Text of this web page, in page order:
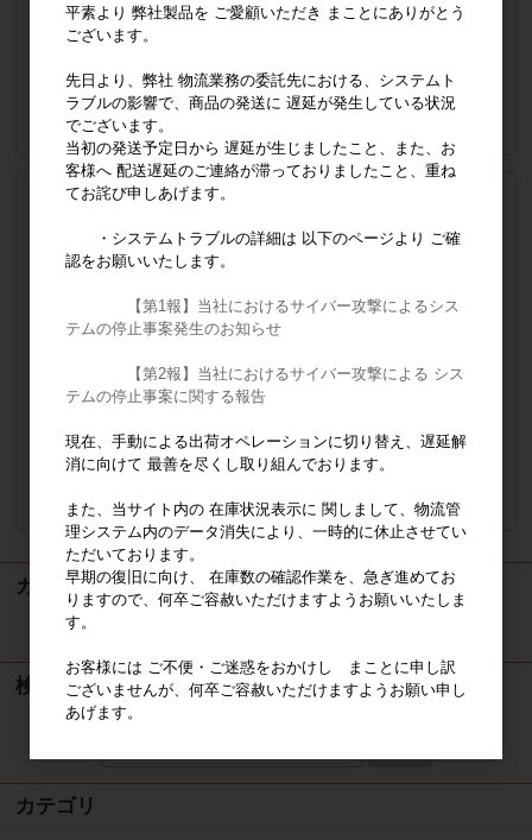
販売価格
注文数
ご注文には
ホリコ 研磨調整ストリップス 最終研磨用 カーボラン
JANコード
[GS-1] 04560195462206
MOKUDAコード 09911
クラスⅠ(一般医療機器)
在庫あり
（単価 × 入数）
ログイン
してください
カート
検索
カテゴリ
平素より 弊社製品を ご愛顧いただき まことにありがとう
ございます。
先日より、弊社 物流業務の委託先における、システムト
ラブルの影響で、商品の発送に 遅延が発生している状況
でございます。
当初の発送予定日から 遅延が生じましたこと、また、お
客様へ 配送遅延のご連絡が滞っておりましたこと、重ね
てお詫び申しあげます。
・システムトラブルの詳細は 以下のページより ご確
認をお願いいたします。
【第1報】当社におけるサイバー攻撃によるシス
テムの停止事案発生のお知らせ
【第2報】当社におけるサイバー攻撃による シス
テムの停止事案に関する報告
現在、手動による出荷オペレーションに切り替え、遅延解
消に向けて 最善を尽くし取り組んでおります。
また、当サイト内の 在庫状況表示に 関しまして、物流管
理システム内のデータ消失により、一時的に休止させてい
ただいております。
早期の復旧に向け、 在庫数の確認作業を、急ぎ進めてお
りますので、何卒ご容赦いただけますようお願いいたしま
す。
お客様には ご不便・ご迷惑をおかけし まことに申し訳
ございませんが、何卒ご容赦いただけますようお願い申し
あげます。